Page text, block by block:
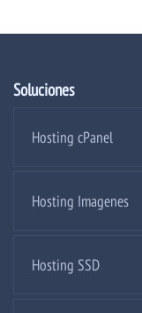
Soluciones
Hosting cPanel
Hosting Imagenes
Hosting SSD